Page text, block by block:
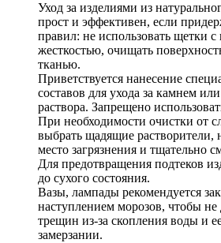
Уход за изделиями из
прост и эффективен, если
правил: не использовать щетки
жесткостью, очищать
тканью.
Приветствуется нанесение
составов для ухода за камнем
раствора. Запрещено
При необходимости очистки от
выбрать щадящие растворители,
место загрязнения и тщательно
Для предотвращения подтеков
до сухого состояния.
Вазы, лампады рекомендуется
наступлением морозов, чтобы не
трещин из-за скопления воды и
замерзании.